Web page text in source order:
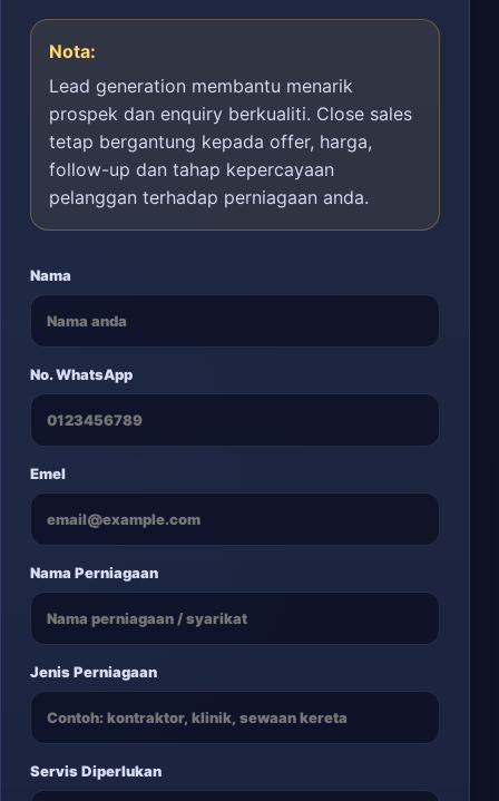
Nota:
Lead generation membantu menarik
prospek dan enquiry berkualiti. Close sales
tetap bergantung kepada offer, harga,
follow-up dan tahap kepercayaan
pelanggan terhadap perniagaan anda.
Nama
No. WhatsApp
Emel
Nama Perniagaan
Jenis Perniagaan
Servis Diperlukan